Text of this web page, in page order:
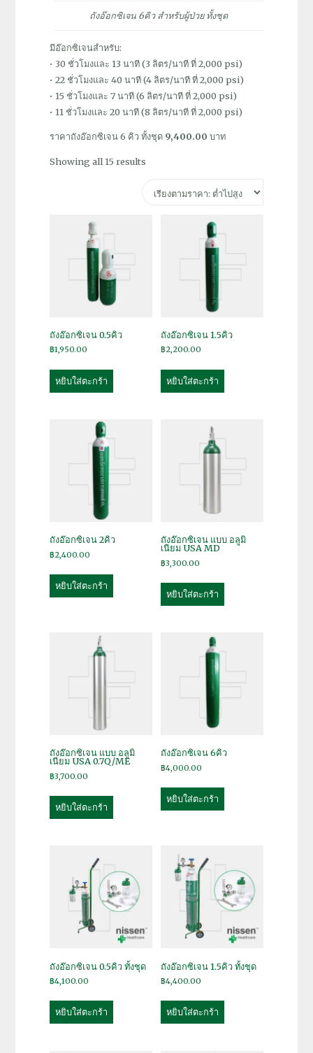
ถังอ๊อกซิเจน 6คิว สำหรับผู้ป่วย ทั้งชุด
มีอ๊อกซิเจนสำหรับ:
• 30 ชั่วโมงและ 13 นาที (3 ลิตร/นาที ที่ 2,000 psi)
• 22 ชั่วโมงและ 40 นาที (4 ลิตร/นาที ที่ 2,000 psi)
• 15 ชั่วโมงและ 7 นาที (6 ลิตร/นาที ที่ 2,000 psi)
• 11 ชั่วโมงและ 20 นาที (8 ลิตร/นาที ที่ 2,000 psi)
ราคาถังอ๊อกซิเจน 6 คิว ทั้งชุด 9,400.00 บาท
Showing all 15 resultsSorted
price:
ถังอ๊อกซิเจน 0.5คิว
฿1,950.00
หยิบใส่ตะกร้า
ถังอ๊อกซิเจน 1.5คิว
฿2,200.00
หยิบใส่ตะกร้า
ถังอ๊อกซิเจน 2คิว
฿2,400.00
หยิบใส่ตะกร้า
ถังอ๊อกซิเจน แบบ อลูมิ
เนียม USA MD
฿3,300.00
หยิบใส่ตะกร้า
ถังอ๊อกซิเจน แบบ อลูมิ
เนียม USA 0.7Q/ME
฿3,700.00
หยิบใส่ตะกร้า
ถังอ๊อกซิเจน 6คิว
฿4,000.00
หยิบใส่ตะกร้า
ถังอ๊อกซิเจน 0.5คิว ทั้งชุด
฿4,100.00
หยิบใส่ตะกร้า
ถังอ๊อกซิเจน 1.5คิว ทั้งชุด
฿4,400.00
หยิบใส่ตะกร้า